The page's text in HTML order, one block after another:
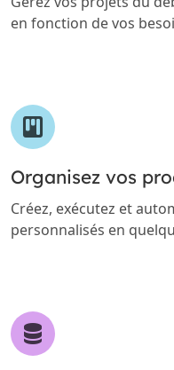
en fonction de vos
Organisez vos
Créez, exécutez et
personnalisés en